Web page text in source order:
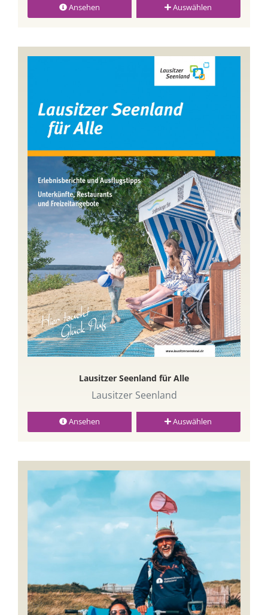
Ansehen Auswählen
Lausitzer Seenland für Alle
Lausitzer Seenland
Ansehen Auswählen